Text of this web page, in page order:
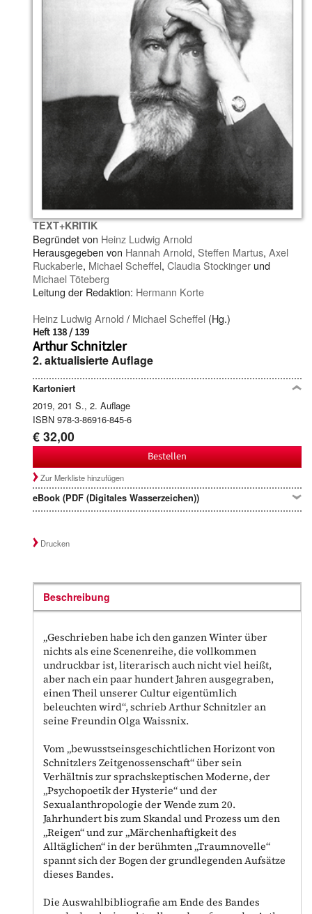
TEXT+KRITIK
Begründet von Heinz Ludwig Arnold
Herausgegeben von Hannah Arnold, Steffen Martus, Axel
Ruckaberle, Michael Scheffel, Claudia Stockinger und
Michael Töteberg
Leitung der Redaktion: Hermann Korte
Heinz Ludwig Arnold / Michael Scheffel (Hg.)
Heft 138 / 139
Arthur Schnitzler
2. aktualisierte Auflage
Kartoniert
2019, 201 S., 2. Auflage
ISBN 978-3-86916-845-6
€ 32,00
Bestellen
Zur Merkliste hinzufügen
eBook (PDF (Digitales Wasserzeichen))
Drucken
Beschreibung
„Geschrieben habe ich den ganzen Winter über
nichts als eine Scenenreihe, die vollkommen
undruckbar ist, literarisch auch nicht viel heißt,
aber nach ein paar hundert Jahren ausgegraben,
einen Theil unserer Cultur eigentümlich
beleuchten wird“, schrieb Arthur Schnitzler an
seine Freundin Olga Waissnix.
Vom „bewusstseinsgeschichtlichen Horizont von
Schnitzlers Zeitgenossenschaft“ über sein
Verhältnis zur sprachskeptischen Moderne, der
„Psychopoetik der Hysterie“ und der
Sexualanthropologie der Wende zum 20.
Jahrhundert bis zum Skandal und Prozess um den
„Reigen“ und zur „Märchenhaftigkeit des
Alltäglichen“ in der berühmten „Traumnovelle“
spannt sich der Bogen der grundlegenden Aufsätze
dieses Bandes.
Die Auswahlbibliografie am Ende des Bandes